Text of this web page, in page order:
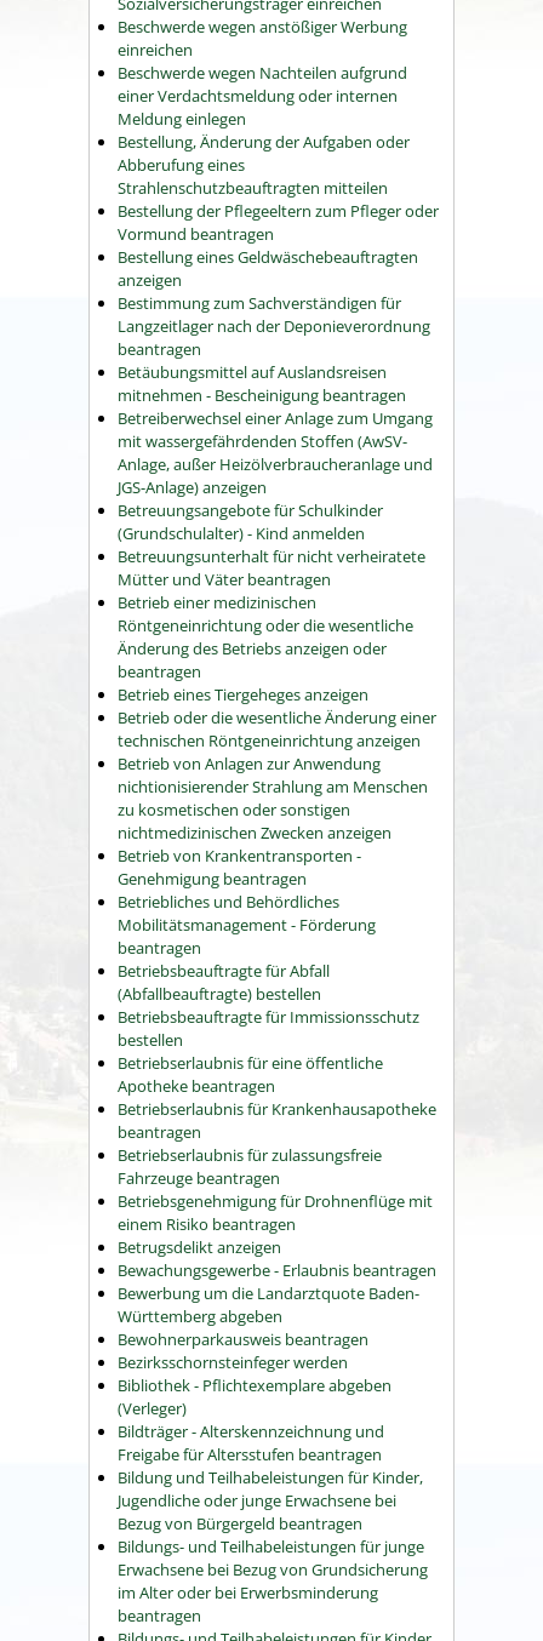
Beschwerde wegen anstößiger Werbung
einreichen
Beschwerde wegen Nachteilen aufgrund
einer Verdachtsmeldung oder internen
Meldung einlegen
Bestellung, Änderung der Aufgaben oder
Abberufung eines
Strahlenschutzbeauftragten mitteilen
Bestellung der Pflegeeltern zum Pfleger oder
Vormund beantragen
Bestellung eines Geldwäschebeauftragten
anzeigen
Bestimmung zum Sachverständigen für
Langzeitlager nach der Deponieverordnung
beantragen
Betäubungsmittel auf Auslandsreisen
mitnehmen - Bescheinigung beantragen
Betreiberwechsel einer Anlage zum Umgang
mit wassergefährdenden Stoffen (AwSV-
Anlage, außer Heizölverbraucheranlage und
JGS-Anlage) anzeigen
Betreuungsangebote für Schulkinder
(Grundschulalter) - Kind anmelden
Betreuungsunterhalt für nicht verheiratete
Mütter und Väter beantragen
Betrieb einer medizinischen
Röntgeneinrichtung oder die wesentliche
Änderung des Betriebs anzeigen oder
beantragen
Betrieb eines Tiergeheges anzeigen
Betrieb oder die wesentliche Änderung einer
technischen Röntgeneinrichtung anzeigen
Betrieb von Anlagen zur Anwendung
nichtionisierender Strahlung am Menschen
zu kosmetischen oder sonstigen
nichtmedizinischen Zwecken anzeigen
Betrieb von Krankentransporten -
Genehmigung beantragen
Betriebliches und Behördliches
Mobilitätsmanagement - Förderung
beantragen
Betriebsbeauftragte für Abfall
(Abfallbeauftragte) bestellen
Betriebsbeauftragte für Immissionsschutz
bestellen
Betriebserlaubnis für eine öffentliche
Apotheke beantragen
Betriebserlaubnis für Krankenhausapotheke
beantragen
Betriebserlaubnis für zulassungsfreie
Fahrzeuge beantragen
Betriebsgenehmigung für Drohnenflüge mit
einem Risiko beantragen
Betrugsdelikt anzeigen
Bewachungsgewerbe - Erlaubnis beantragen
Bewerbung um die Landarztquote Baden-
Württemberg abgeben
Bewohnerparkausweis beantragen
Bezirksschornsteinfeger werden
Bibliothek - Pflichtexemplare abgeben
(Verleger)
Bildträger - Alterskennzeichnung und
Freigabe für Altersstufen beantragen
Bildung und Teilhabeleistungen für Kinder,
Jugendliche oder junge Erwachsene bei
Bezug von Bürgergeld beantragen
Bildungs- und Teilhabeleistungen für junge
Erwachsene bei Bezug von Grundsicherung
im Alter oder bei Erwerbsminderung
beantragen